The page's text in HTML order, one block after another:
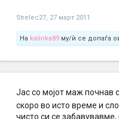
Strelec27, 27 март 2011
На kalinka89 му/ѝ се допаѓа
Јас со мојот маж почнав
скоро во исто време и
чисто си се